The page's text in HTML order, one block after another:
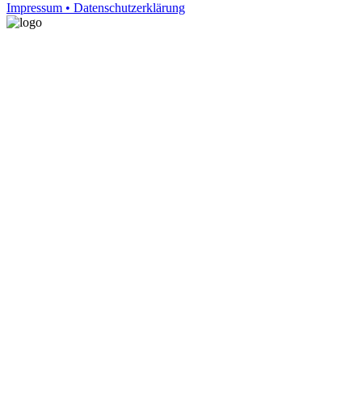
Impressum • Datenschutzerklärung